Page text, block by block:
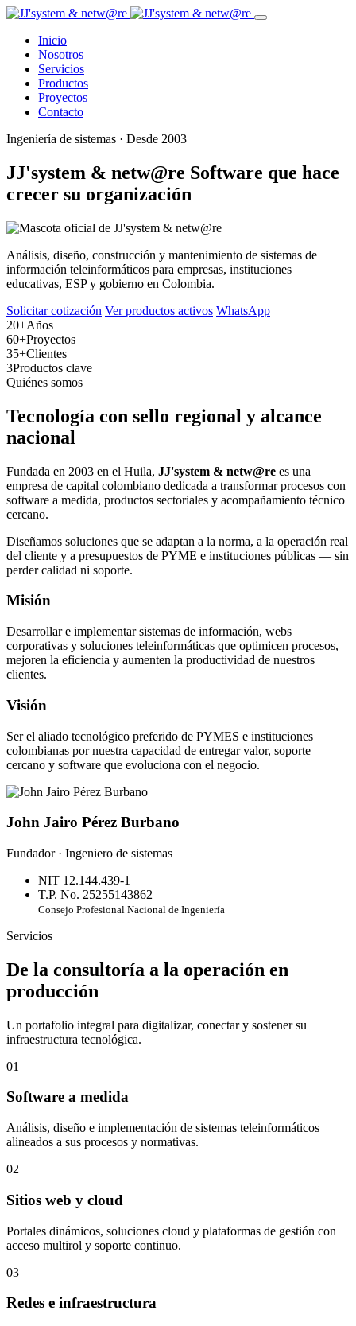
Inicio
Nosotros
Servicios
Productos
Proyectos
Contacto
Ingeniería de sistemas · Desde 2003
JJ'system & netw@re Software que hace
crecer su organización
Análisis, diseño, construcción y mantenimiento de sistemas de
información teleinformáticos para empresas, instituciones
educativas, ESP y gobierno en Colombia.
Solicitar cotización Ver productos activos WhatsApp
20+Años
60+Proyectos
35+Clientes
3Productos clave
Quiénes somos
Tecnología con sello regional y alcance
nacional
Fundada en 2003 en el Huila, JJ'system & netw@re es una
empresa de capital colombiano dedicada a transformar procesos con
software a medida, productos sectoriales y acompañamiento técnico
cercano.
Diseñamos soluciones que se adaptan a la norma, a la operación real
del cliente y a presupuestos de PYME e instituciones públicas — sin
perder calidad ni soporte.
Misión
Desarrollar e implementar sistemas de información, webs
corporativas y soluciones teleinformáticas que optimicen procesos,
mejoren la eficiencia y aumenten la productividad de nuestros
clientes.
Visión
Ser el aliado tecnológico preferido de PYMES e instituciones
colombianas por nuestra capacidad de entregar valor, soporte
cercano y software que evoluciona con el negocio.
John Jairo Pérez Burbano
Fundador · Ingeniero de sistemas
NIT 12.144.439-1
T.P. No. 25255143862
Consejo Profesional Nacional de Ingeniería
Servicios
De la consultoría a la operación en
producción
Un portafolio integral para digitalizar, conectar y sostener su
infraestructura tecnológica.
01
Software a medida
Análisis, diseño e implementación de sistemas teleinformáticos
alineados a sus procesos y normativas.
02
Sitios web y cloud
Portales dinámicos, soluciones cloud y plataformas de gestión con
acceso multirol y soporte continuo.
03
Redes e infraestructura